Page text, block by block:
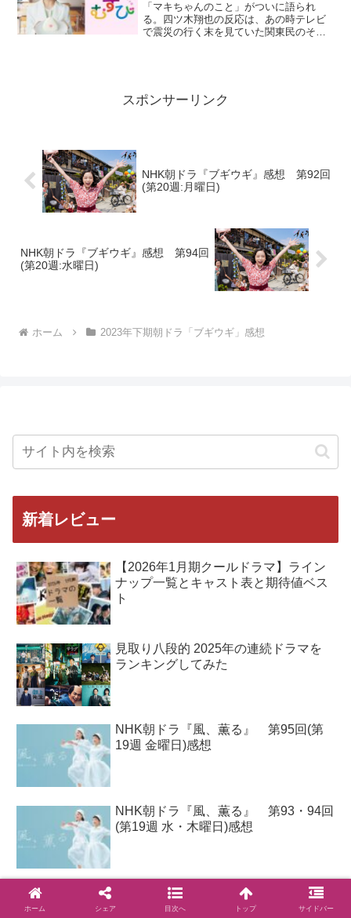
「マキちゃんのこと」がついに語られ
る。四ツ木翔也の反応は、あの時テレビ
で震災の行く末を見ていた関東民のそれ
スポンサーリンク
NHK朝ドラ『ブギウギ』感想 第92回
(第20週:月曜日)
NHK朝ドラ『ブギウギ』感想 第94回
(第20週:水曜日)
ホーム 2023年下期朝ドラ「ブギウギ」感想
新着レビュー
【2026年1月期クールドラマ】ライン
ナップ一覧とキャスト表と期待値ベス
ト
見取り八段的 2025年の連続ドラマを
ランキングしてみた
NHK朝ドラ『風、薫る』 第95回(第
19週 金曜日)感想
NHK朝ドラ『風、薫る』 第93・94回
(第19週 水・木曜日)感想
NHK朝ドラ『風、薫る』 第91・92回
(第19週 月・火曜日)感想
ホーム シェア 目次へ トップ サイドバー